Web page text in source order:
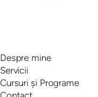
Despre mine
Servicii
Cursuri și Programe